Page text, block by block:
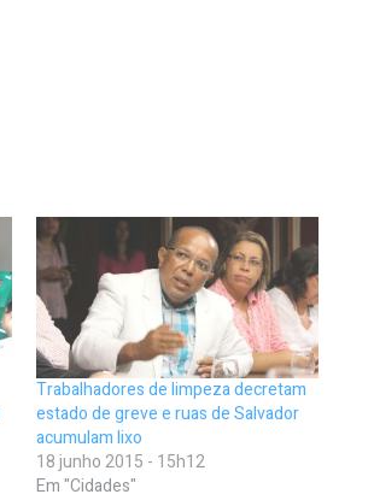
Trabalhadores de limpeza decretam
estado de greve e ruas de Salvador
acumulam lixo
18 junho 2015 - 15h12
Em "Cidades"